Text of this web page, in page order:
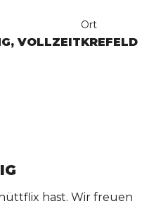
VOLLZEIT
Ort
KREFELD
hast. Wir freuen